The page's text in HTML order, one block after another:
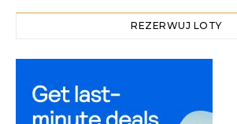
REZERWUJ LOTY